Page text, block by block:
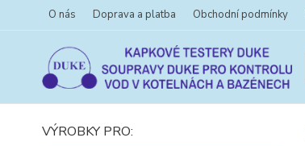
O nás Doprava a platba Obchodní podmínky
VÝROBKY PRO: